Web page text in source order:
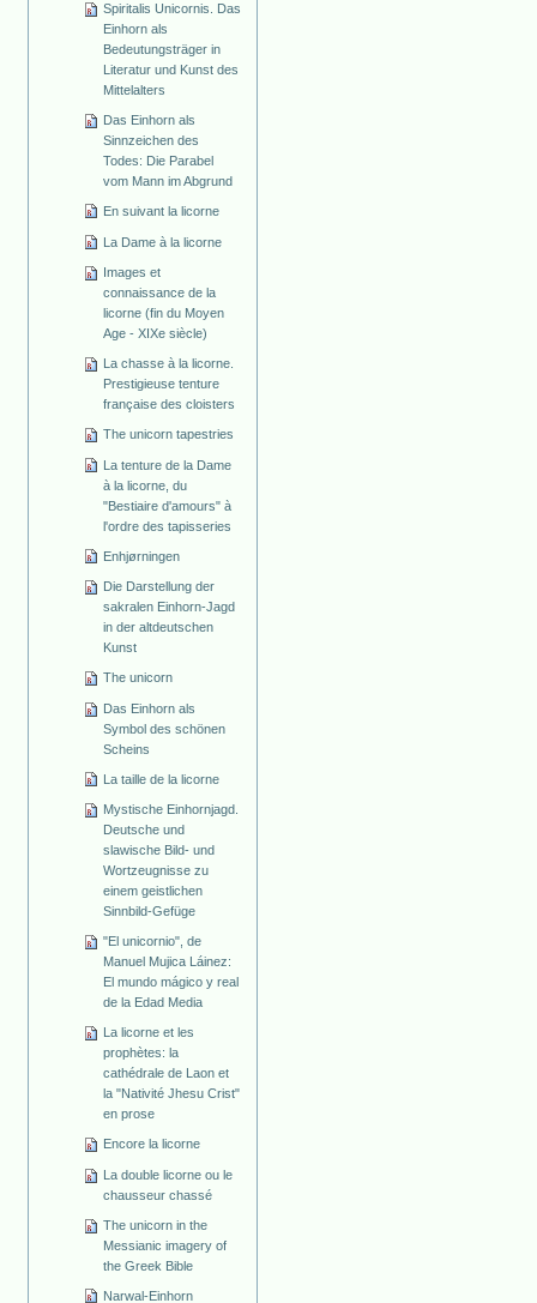
Spiritalis Unicornis. Das
Einhorn als
Bedeutungsträger in
Literatur und Kunst des
Mittelalters
Das Einhorn als
Sinnzeichen des
Todes: Die Parabel
vom Mann im Abgrund
En suivant la licorne
La Dame à la licorne
Images et
connaissance de la
licorne (fin du Moyen
Age - XIXe siècle)
La chasse à la licorne.
Prestigieuse tenture
française des cloisters
The unicorn tapestries
La tenture de la Dame
à la licorne, du
"Bestiaire d'amours" à
l'ordre des tapisseries
Enhjørningen
Die Darstellung der
sakralen Einhorn-Jagd
in der altdeutschen
Kunst
The unicorn
Das Einhorn als
Symbol des schönen
Scheins
La taille de la licorne
Mystische Einhornjagd.
Deutsche und
slawische Bild- und
Wortzeugnisse zu
einem geistlichen
Sinnbild-Gefüge
"El unicornio", de
Manuel Mujica Láinez:
El mundo mágico y real
de la Edad Media
La licorne et les
prophètes: la
cathédrale de Laon et
la "Nativité Jhesu Crist"
en prose
Encore la licorne
La double licorne ou le
chausseur chassé
The unicorn in the
Messianic imagery of
the Greek Bible
Narwal-Einhorn